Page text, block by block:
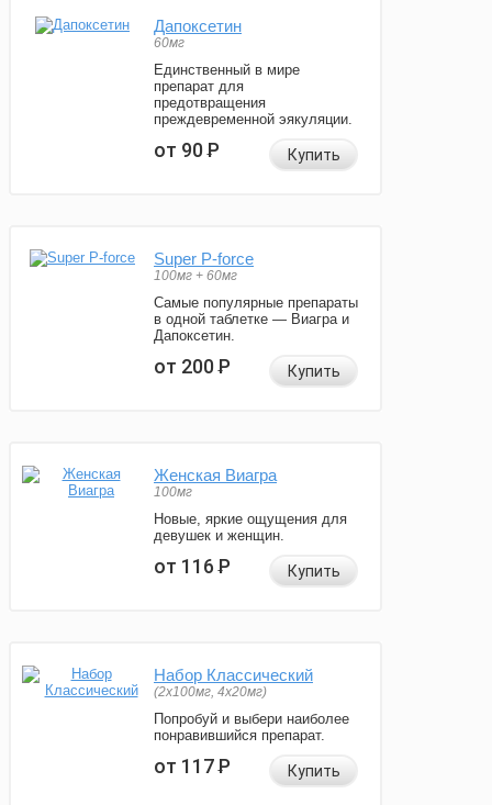
Дапоксетин
60мг
Единственный в мире
препарат для
предотвращения
преждевременной эякуляции.
от 90Р Купить
Super P-force
100мг + 60мг
Самые популярные препараты
в одной таблетке — Виагра и
Дапоксетин.
от 200Р Купить
Женская Виагра
100мг
Новые, яркие ощущения для
девушек и женщин.
от 116Р Купить
Набор Классический
(2x100мг, 4x20мг)
Попробуй и выбери наиболее
понравившийся препарат.
от 117Р Купить